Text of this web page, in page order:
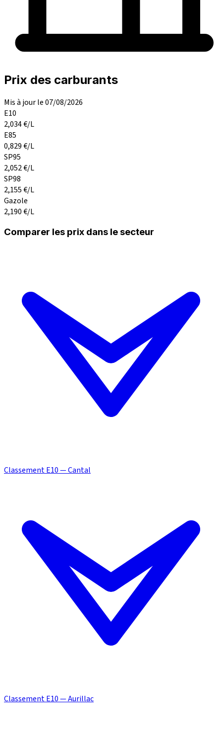
Prix des carburants
Mis à jour le 07/08/2026
E10
2,034€/L
E85
0,829€/L
SP95
2,052€/L
SP98
2,155€/L
Gazole
2,190€/L
Comparer les prix dans le secteur
Classement E10 — Cantal
Classement E10 — Aurillac